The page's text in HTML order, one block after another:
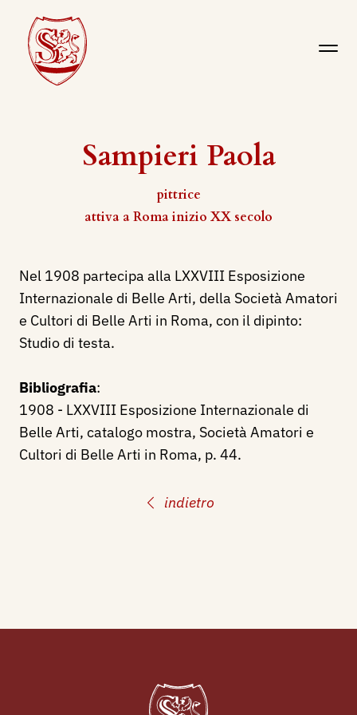
Sampieri Paola
pittrice
attiva a Roma inizio XX secolo
indietro
Nel 1908 partecipa alla LXXVIII Esposizione
Internazionale di Belle Arti, della Società Amatori
e Cultori di Belle Arti in Roma, con il dipinto:
Studio di testa.
Bibliografia:
1908 - LXXVIII Esposizione Internazionale di
Belle Arti, catalogo mostra, Società Amatori e
Cultori di Belle Arti in Roma, p. 44.